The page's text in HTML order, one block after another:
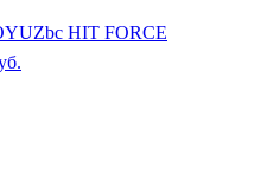
HIT FORCE